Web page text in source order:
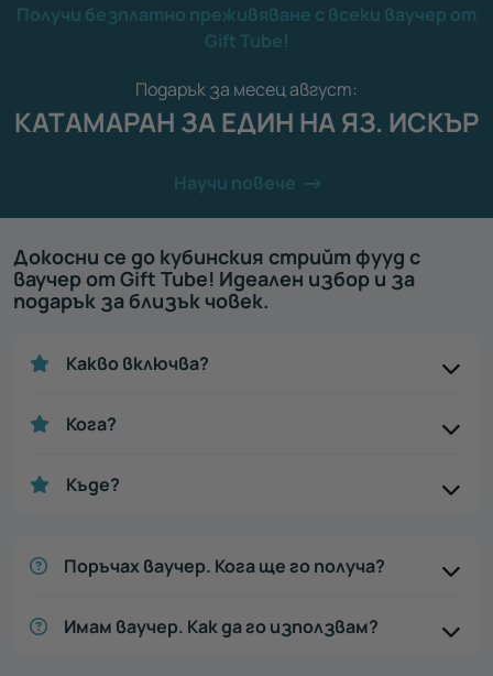
Получи безплатно преживяване с всеки ваучер от
Gift Tube!
Подарък за месец август:
КАТАМАРАН ЗА ЕДИН НА ЯЗ. ИСКЪР
Научи повече
Докосни се до кубинския стрийт фууд с
ваучер от Gift Tube! Идеален избор и за
подарък за близък човек.
Какво включва?
Кога?
Къде?
Поръчах ваучер. Кога ще го получа?
Имам ваучер. Как да го използвам?